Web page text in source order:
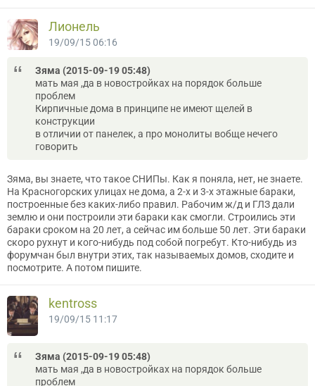
Лионель
19/09/15 06:16
Зяма (2015-09-19 05:48)
мать мая ,да в новостройках на порядок больше
проблем
Кирпичные дома в принципе не имеют щелей в
конструкции
в отличии от панелек, а про монолиты вобще нечего
говорить
Зяма, вы знаете, что такое СНИПы. Как я поняла, нет, не знаете.
На Красногорских улицах не дома, а 2-х и 3-х этажные бараки,
построенные без каких-либо правил. Рабочим ж/д и ГЛЗ дали
землю и они построили эти бараки как смогли. Строились эти
бараки сроком на 20 лет, а сейчас им больше 50 лет. Эти бараки
скоро рухнут и кого-нибудь под собой погребут. Кто-нибудь из
форумчан был внутри этих, так называемых домов, сходите и
посмотрите. А потом пишите.
kentross
19/09/15 11:17
Зяма (2015-09-19 05:48)
мать мая ,да в новостройках на порядок больше
проблем